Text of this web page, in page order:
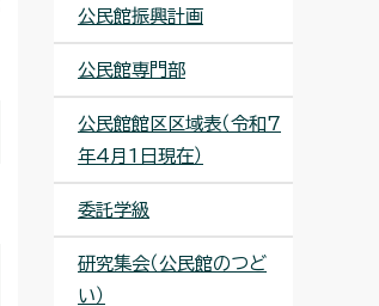
公民館振興計画
公民館専門部
公民館館区区域表（令和7
年4月1日現在）
委託学級
研究集会（公民館のつど
い）